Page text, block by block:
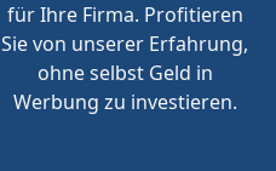
für Ihre Firma. Profitieren
Sie von unserer Erfahrung,
ohne selbst Geld in
Werbung zu investieren.